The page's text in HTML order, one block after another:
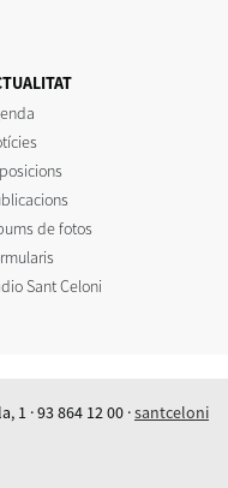
de fotos
Sant Celoni
1 · 93 864 12 00 ·santceloni